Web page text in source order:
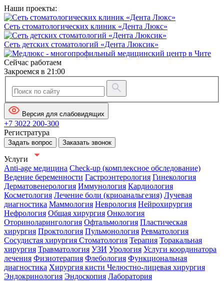
Наши проекты:
Сеть стоматологических клиник «Дента Люкс»
Сеть детских стоматологий «Дента Люксик»
Сейчас работаем
Закроемся в 21:00
Версия для слабовидящих
+7 3022 200-300
Регистратура
Задать вопрос Заказать звонок
Услуги
Anti-age медицина Check-up (комплексное обследование)
Ведение беременности Гастроэнтерология Гинекология
Дерматовенерология Иммунология Кардиология
Косметология Лечение боли (криоанальгезия) Лучевая
диагностика Маммология Неврология Нейрохирургия
Нефрология Общая хирургия Онкология
Оториноларингология Офтальмология Пластическая
хирургия Проктология Пульмонология Ревматология
Сосудистая хирургия Стоматология Терапия Торакальная
хирургия Травматология УЗИ Урология Услуги координатора
лечения Физиотерапия Флебология Функциональная
диагностика Хирургия кисти Челюстно-лицевая хирургия
Эндокринология Эндоскопия Лаборатория